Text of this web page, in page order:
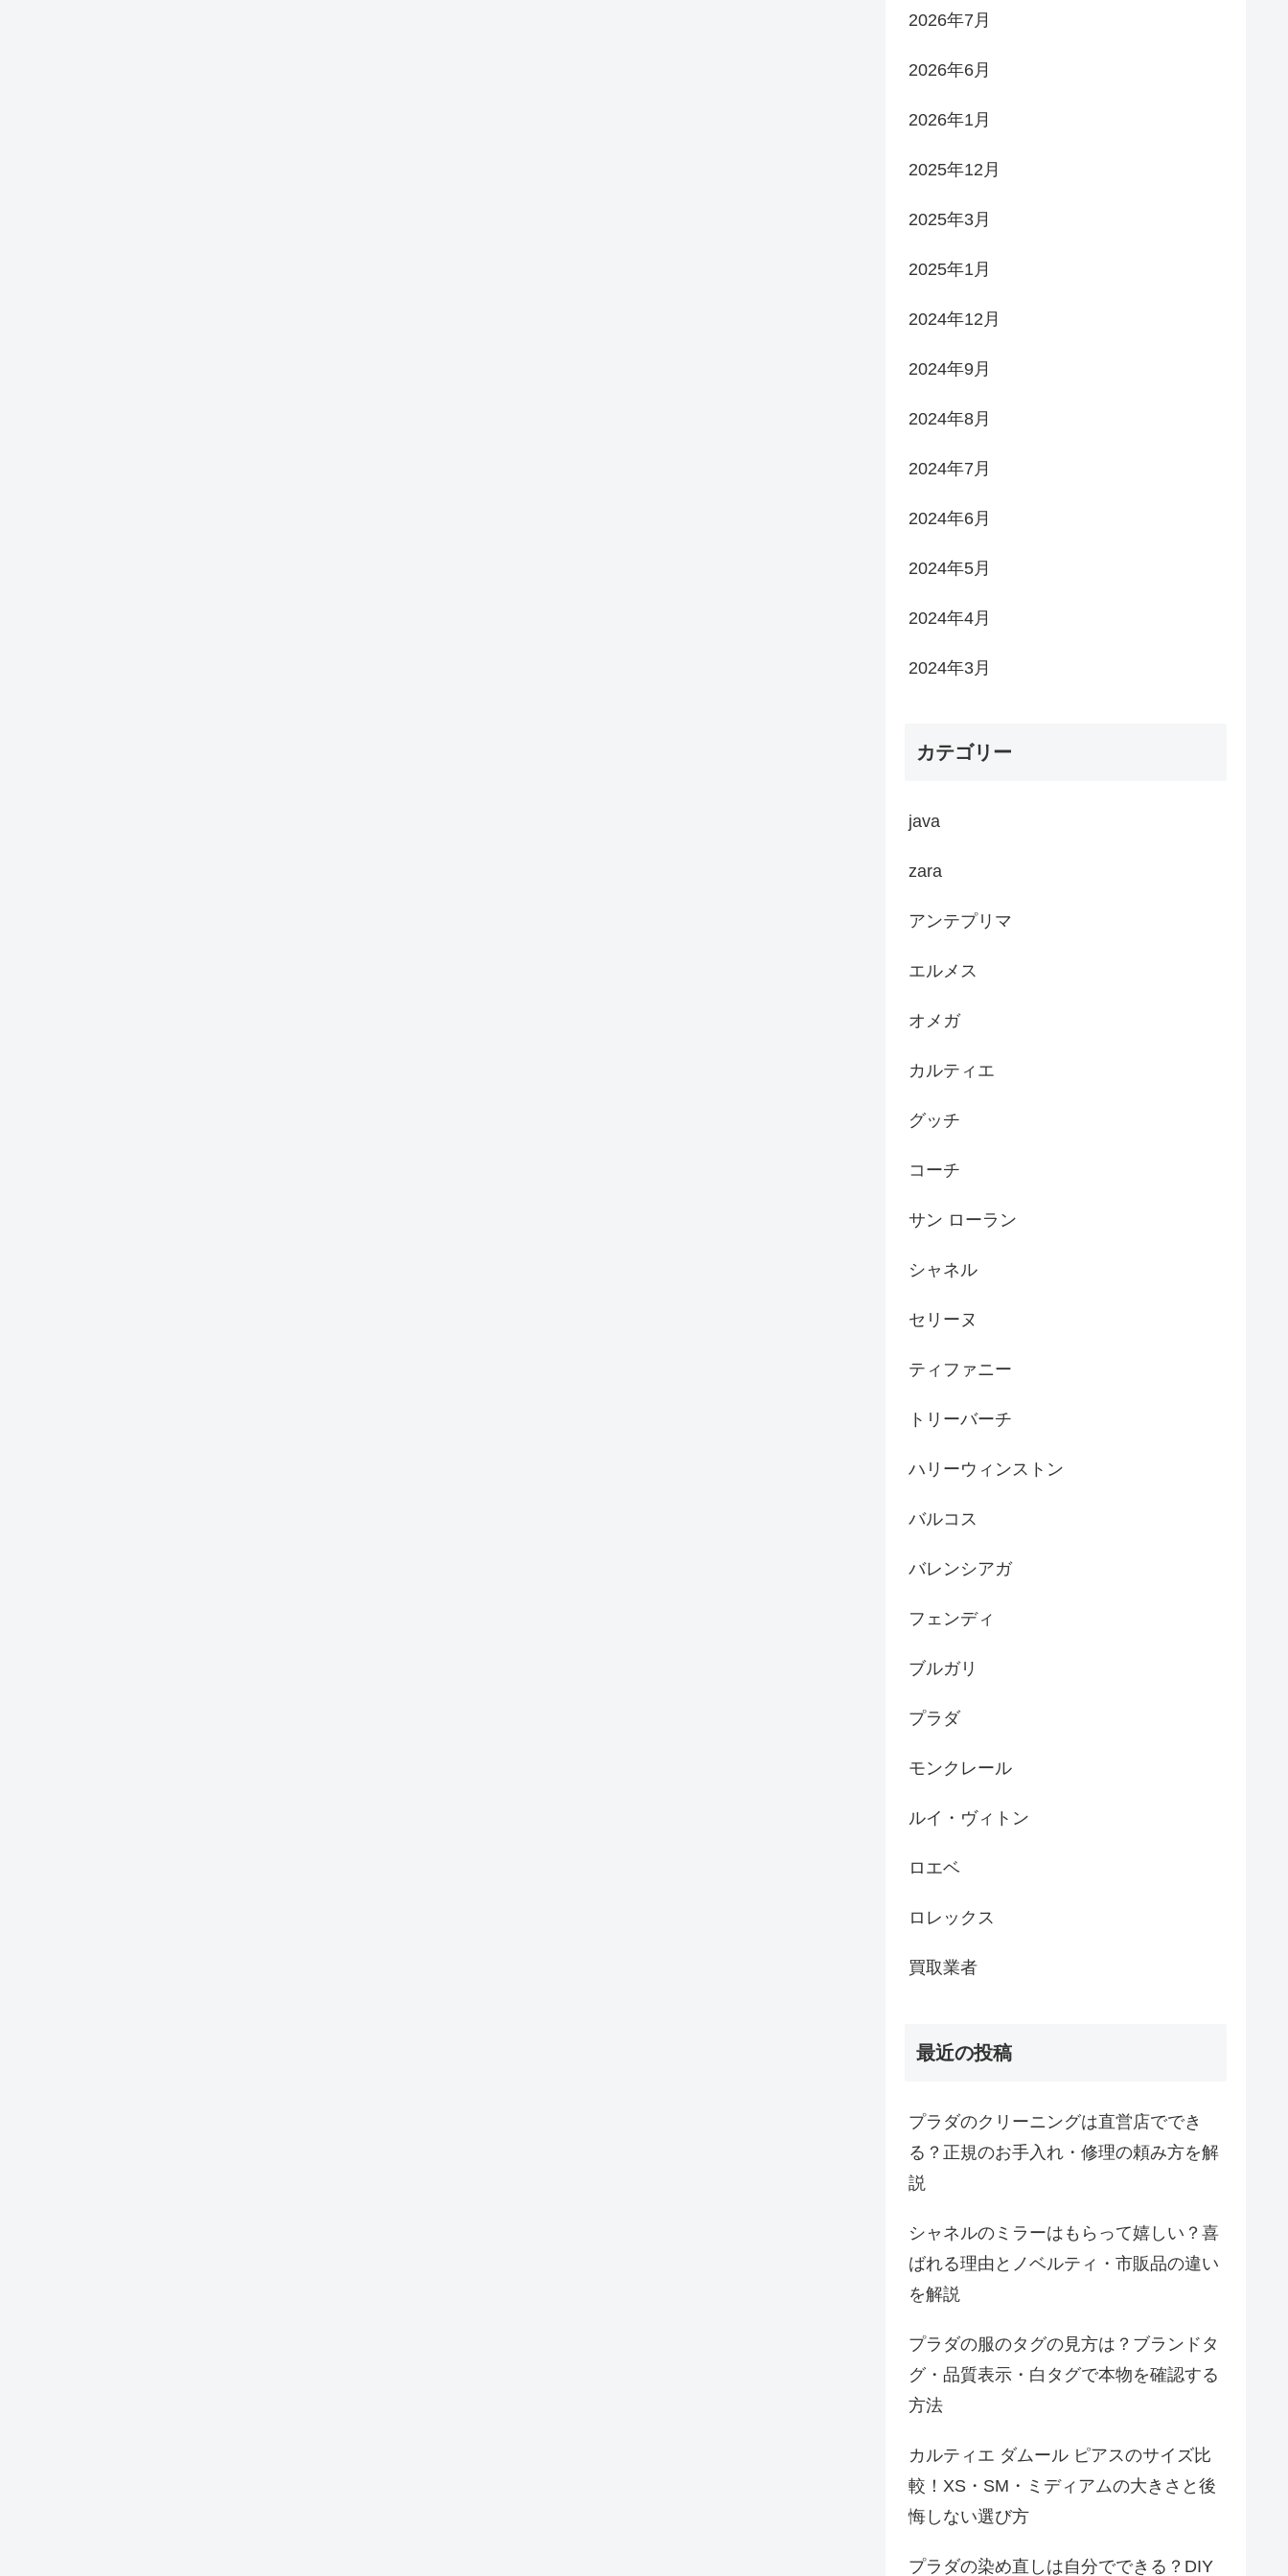
2026年7月
2026年6月
2026年1月
2025年12月
2025年3月
2025年1月
2024年12月
2024年9月
2024年8月
2024年7月
2024年6月
2024年5月
2024年4月
2024年3月
カテゴリー
java
zara
アンテプリマ
エルメス
オメガ
カルティエ
グッチ
コーチ
サン ローラン
シャネル
セリーヌ
ティファニー
トリーバーチ
ハリーウィンストン
バルコス
バレンシアガ
フェンディ
ブルガリ
プラダ
モンクレール
ルイ・ヴィトン
ロエベ
ロレックス
買取業者
最近の投稿
プラダのクリーニングは直営店ででき
る？正規のお手入れ・修理の頼み方を解
説
シャネルのミラーはもらって嬉しい？喜
ばれる理由とノベルティ・市販品の違い
を解説
プラダの服のタグの見方は？ブランドタ
グ・品質表示・白タグで本物を確認する
方法
カルティエ ダムール ピアスのサイズ比
較！XS・SM・ミディアムの大きさと後
悔しない選び方
プラダの染め直しは自分でできる？DIY